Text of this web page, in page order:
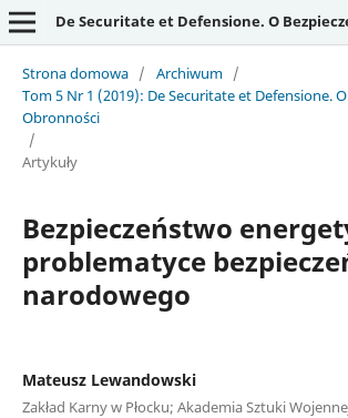
De Securitate et Defensione. O
Strona domowa / Archiwum /
Tom 5 Nr 1 (2019): De Securitate et Defensione.
Obronności
/
Artykuły
Bezpieczeństwo
problematyce
narodowego
Mateusz Lewandowski
Zakład Karny w Płocku; Akademia Sztuki